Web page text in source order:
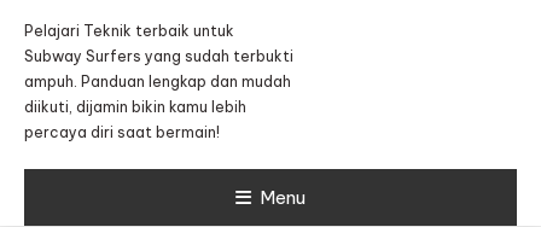
Pelajari Teknik terbaik untuk
Subway Surfers yang sudah terbukti
ampuh. Panduan lengkap dan mudah
diikuti, dijamin bikin kamu lebih
percaya diri saat bermain!
Menu